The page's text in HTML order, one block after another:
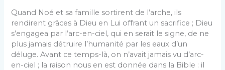
Quand Noé et sa famille sortirent de l’arche, ils
rendirent grâces à Dieu en Lui offrant un sacrifice ; Dieu
s’engagea par l’arc-en-ciel, qui en serait le signe, de ne
plus jamais détruire l’humanité par les eaux d’un
déluge. Avant ce temps-là, on n’avait jamais vu d’arc-
en-ciel ; la raison nous en est donnée dans la Bible : il